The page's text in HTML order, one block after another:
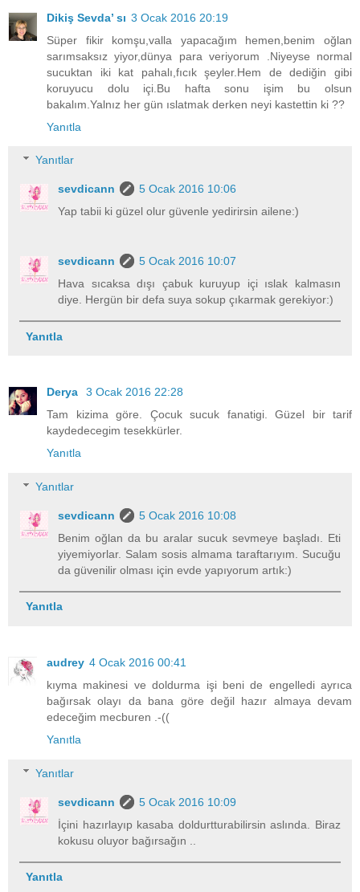
Dikiş Sevda’ sı 3 Ocak 2016 20:19
Süper fikir komşu,valla yapacağım hemen,benim oğlan
sarımsaksız yiyor,dünya para veriyorum .Niyeyse normal
sucuktan iki kat pahalı,fıcık şeyler.Hem de dediğin gibi
koruyucu dolu içi.Bu hafta sonu işim bu olsun
bakalım.Yalnız her gün ıslatmak derken neyi kastettin ki ??
Yanıtla
Yanıtlar
sevdicann
5 Ocak 2016 10:06
Yap tabii ki güzel olur güvenle yedirirsin ailene:)
sevdicann
5 Ocak 2016 10:07
Hava sıcaksa dışı çabuk kuruyup içi ıslak kalmasın
diye. Hergün bir defa suya sokup çıkarmak gerekiyor:)
Yanıtla
Derya
3 Ocak 2016 22:28
Tam kizima göre. Çocuk sucuk fanatigi. Güzel bir tarif
kaydedecegim tesekkürler.
Yanıtla
Yanıtlar
sevdicann
5 Ocak 2016 10:08
Benim oğlan da bu aralar sucuk sevmeye başladı. Eti
yiyemiyorlar. Salam sosis almama taraftarıyım. Sucuğu
da güvenilir olması için evde yapıyorum artık:)
Yanıtla
audrey 4 Ocak 2016 00:41
kıyma makinesi ve doldurma işi beni de engelledi ayrıca
bağırsak olayı da bana göre değil hazır almaya devam
edeceğim mecburen .-((
Yanıtla
Yanıtlar
sevdicann
5 Ocak 2016 10:09
İçini hazırlayıp kasaba doldurtturabilirsin aslında. Biraz
kokusu oluyor bağırsağın ..
Yanıtla